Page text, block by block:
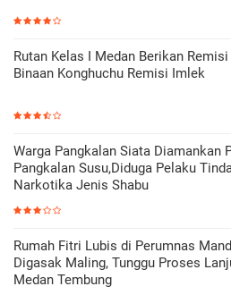
Rutan Kelas I Medan Berikan Remisi
Binaan Konghuchu Remisi Imlek
Warga Pangkalan Siata Diamankan
Pangkalan Susu,Diduga Pelaku
Narkotika Jenis Shabu
Rumah Fitri Lubis di Perumnas
Digasak Maling, Tunggu Proses
Medan Tembung